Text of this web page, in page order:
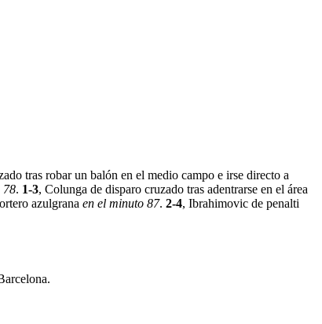
tras robar un balón en el medio campo e irse directo a
78. 1-3, Colunga de disparo cruzado tras adentrarse en el área
azulgrana en el minuto 87. 2-4, Ibrahimovic de penalti